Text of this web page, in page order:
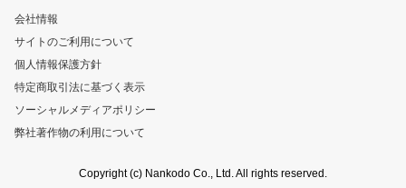
会社情報
サイトのご利用について
個人情報保護方針
特定商取引法に基づく表示
ソーシャルメディアポリシー
弊社著作物の利用について
Copyright (c) Nankodo Co., Ltd. All rights reserved.